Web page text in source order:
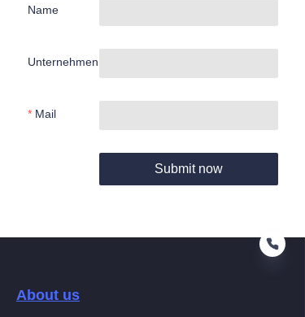
Name
Unternehmen
Mail
Submit now
About us